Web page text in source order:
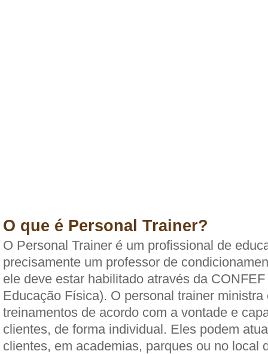
O que é Personal Trainer?
O Personal Trainer é um profissional de
precisamente um professor de
ele deve estar habilitado através da
Educação Física). O personal trainer
treinamentos de acordo com a vontade e
clientes, de forma individual. Eles podem
clientes, em academias, parques ou no local